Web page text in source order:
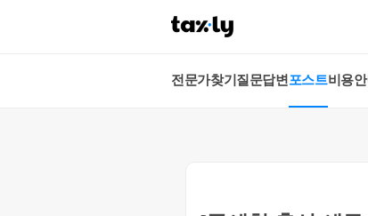
전문가찾기 질문답변 포스트비용